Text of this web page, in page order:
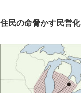
住民の命脅かす民営